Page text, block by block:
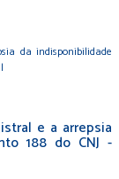
da indisponibilidade
e a arrepsia
188 do CNJ -